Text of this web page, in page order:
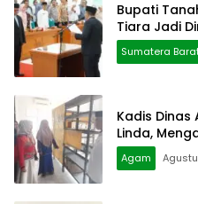
Bupati
Tiara Jadi
Sumatera
Kadis Dinas
Linda,
Agam